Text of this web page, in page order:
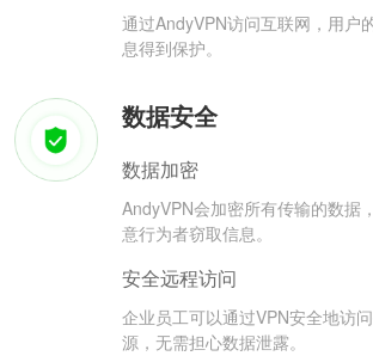
通过AndyVPN访问互联网，用户
息得到保护。
数据安全
数据加密
AndyVPN会加密所有传输的数据
意行为者窃取信息。
安全远程访问
企业员工可以通过VPN安全地访
源，无需担心数据泄露。